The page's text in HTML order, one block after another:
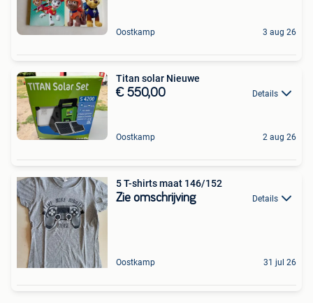
Oostkamp 3 aug 26
Titan solar Nieuwe
€ 550,00 Details
Oostkamp 2 aug 26
5 T-shirts maat 146/152
Zie omschrijving Details
Oostkamp 31 jul 26